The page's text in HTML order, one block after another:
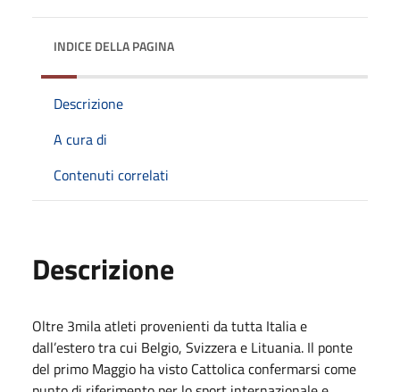
INDICE DELLA PAGINA
Descrizione
A cura di
Contenuti correlati
Descrizione
Oltre 3mila atleti provenienti da tutta Italia e
dall’estero tra cui Belgio, Svizzera e Lituania. Il ponte
del primo Maggio ha visto Cattolica confermarsi come